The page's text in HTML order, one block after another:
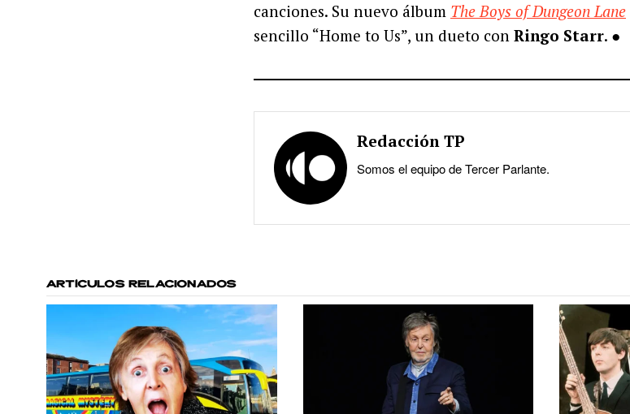
canciones. Su nuevo álbum The Boys of Dungeon Lane
sencillo “Home to Us”, un dueto con Ringo Starr. ●
Redacción TP
Somos el equipo de Tercer Parlante.
ARTÍCULOS RELACIONADOS